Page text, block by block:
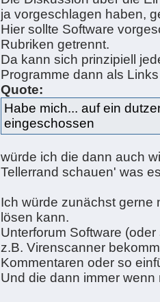
ja vorgeschlagen haben,
Hier sollte Software
Rubriken getrennt.
Da kann sich prinzipiell
Programme dann als
Quote:
Habe mich... auf ein
eingeschossen
würde ich die dann auch
Tellerrand schauen' was
Ich würde zunächst gerne
lösen kann.
Unterforum Software
z.B. Virenscanner
Kommentaren oder so
Und die dann immer